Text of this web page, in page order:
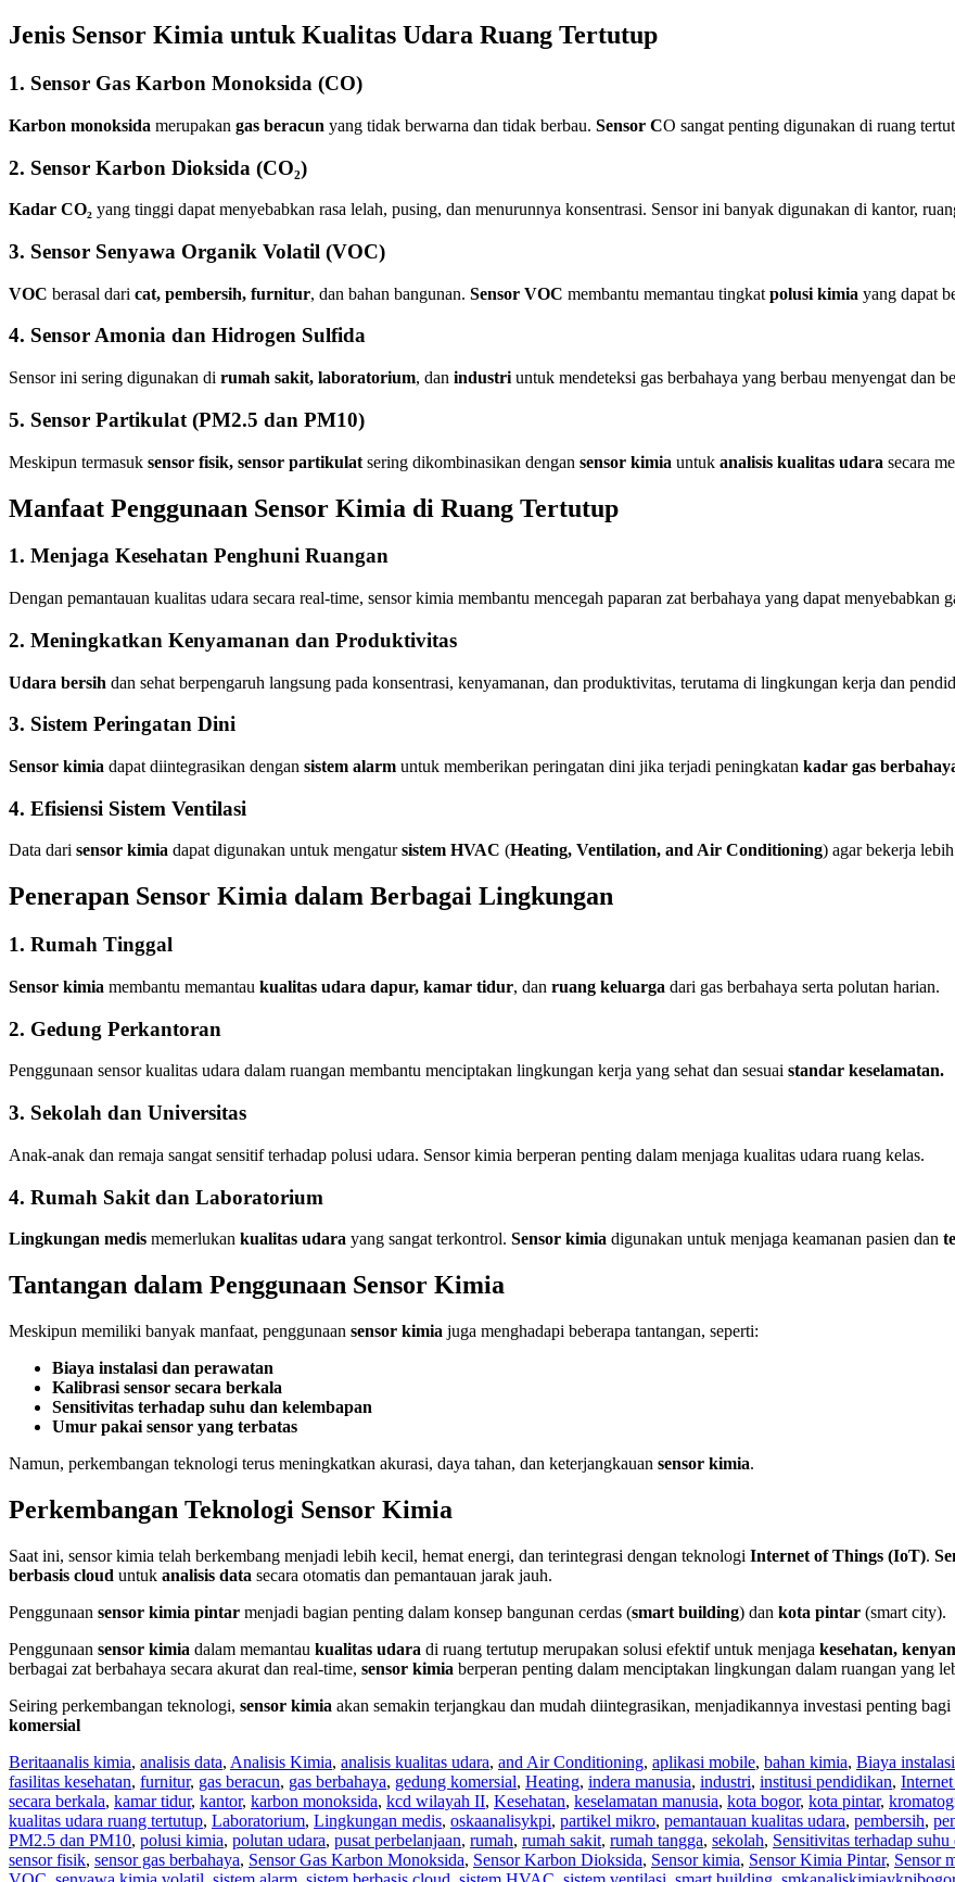
Jenis Sensor Kimia untuk Kualitas Udara Ruang Tertutup
1. Sensor Gas Karbon Monoksida (CO)
Karbon monoksida merupakan gas beracun yang tidak berwarna dan tidak berbau. Sensor CO sangat penting digunakan di ruang
2. Sensor Karbon Dioksida (CO₂)
Kadar CO₂ yang tinggi dapat menyebabkan rasa lelah, pusing, dan menurunnya konsentrasi. Sensor ini banyak digunakan di kantor,
3. Sensor Senyawa Organik Volatil (VOC)
VOC berasal dari cat, pembersih, furnitur, dan bahan bangunan. Sensor VOC membantu memantau tingkat polusi kimia yang dapat
4. Sensor Amonia dan Hidrogen Sulfida
Sensor ini sering digunakan di rumah sakit, laboratorium, dan industri untuk mendeteksi gas berbahaya yang berbau menyengat dan
5. Sensor Partikulat (PM2.5 dan PM10)
Meskipun termasuk sensor fisik, sensor partikulat sering dikombinasikan dengan sensor kimia untuk analisis kualitas udara secara
Manfaat Penggunaan Sensor Kimia di Ruang Tertutup
1. Menjaga Kesehatan Penghuni Ruangan
Dengan pemantauan kualitas udara secara real-time, sensor kimia membantu mencegah paparan zat berbahaya yang dapat menyebabkan
2. Meningkatkan Kenyamanan dan Produktivitas
Udara bersih dan sehat berpengaruh langsung pada konsentrasi, kenyamanan, dan produktivitas, terutama di lingkungan kerja dan
3. Sistem Peringatan Dini
Sensor kimia dapat diintegrasikan dengan sistem alarm untuk memberikan peringatan dini jika terjadi peningkatan kadar gas
4. Efisiensi Sistem Ventilasi
Data dari sensor kimia dapat digunakan untuk mengatursistem HVAC (Heating, Ventilation, and Air Conditioning) agar bekerja
Penerapan Sensor Kimia dalam Berbagai Lingkungan
1. Rumah Tinggal
Sensor kimia membantu memantau kualitas udara dapur, kamar tidur, dan ruang keluarga dari gas berbahaya serta polutan harian.
2. Gedung Perkantoran
Penggunaan sensor kualitas udara dalam ruangan membantu menciptakan lingkungan kerja yang sehat dan sesuai standar keselamatan.
3. Sekolah dan Universitas
Anak-anak dan remaja sangat sensitif terhadap polusi udara. Sensor kimia berperan penting dalam menjaga kualitas udara ruang kelas.
4. Rumah Sakit dan Laboratorium
Lingkungan medis memerlukan kualitas udara yang sangat terkontrol. Sensor kimia digunakan untuk menjaga keamanan pasien dan
Tantangan dalam Penggunaan Sensor Kimia
Meskipun memiliki banyak manfaat, penggunaan sensor kimia juga menghadapi beberapa tantangan, seperti:
Biaya instalasi dan perawatan
Kalibrasi sensor secara berkala
Sensitivitas terhadap suhu dan kelembapan
Umur pakai sensor yang terbatas
Namun, perkembangan teknologi terus meningkatkan akurasi, daya tahan, dan keterjangkauan sensor kimia.
Perkembangan Teknologi Sensor Kimia
Saat ini, sensor kimia telah berkembang menjadi lebih kecil, hemat energi, dan terintegrasi dengan teknologi Internet of Things (IoT).
berbasis cloud untuk analisis data secara otomatis dan pemantauan jarak jauh.
Penggunaan sensor kimia pintar menjadi bagian penting dalam konsep bangunan cerdas (smart building) dan kota pintar (smart city).
Penggunaan sensor kimia dalam memantau kualitas udara di ruang tertutup merupakan solusi efektif untuk menjaga kesehatan,
berbagai zat berbahaya secara akurat dan real-time, sensor kimia berperan penting dalam menciptakan lingkungan dalam ruangan yang
Seiring perkembangan teknologi, sensor kimia akan semakin terjangkau dan mudah diintegrasikan, menjadikannya investasi penting bagi
komersial
Beritaanalis kimia, analisis data, Analisis Kimia, analisis kualitas udara, and Air Conditioning, aplikasi mobile, bahan kimia, Biaya
fasilitas kesehatan, furnitur, gas beracun, gas berbahaya, gedung komersial, Heating, indera manusia, industri, institusi pendidikan,
secara berkala, kamar tidur, kantor, karbon monoksida, kcd wilayah II, Kesehatan, keselamatan manusia, kota bogor, kota pintar,
kualitas udara ruang tertutup, Laboratorium, Lingkungan medis, oskaanalisykpi, partikel mikro, pemantauan kualitas udara, pembersih,
PM2.5 dan PM10, polusi kimia, polutan udara, pusat perbelanjaan, rumah, rumah sakit, rumah tangga, sekolah, Sensitivitas terhadap
sensor fisik, sensor gas berbahaya, Sensor Gas Karbon Monoksida, Sensor Karbon Dioksida, Sensor kimia, Sensor Kimia Pintar, Sensor